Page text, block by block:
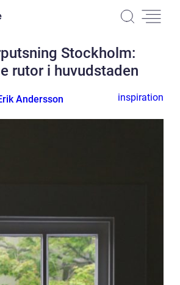
Stockholm:
rutor i huvudstaden
Andersson inspiration